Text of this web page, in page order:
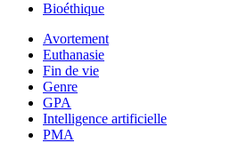
Bioéthique
Avortement
Euthanasie
Fin de vie
Genre
GPA
Intelligence artificielle
PMA